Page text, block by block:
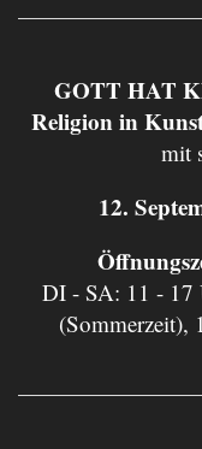
GOTT HAT
Religion in
mit
12.
DI - SA: 11 - 17
(Sommerzeit),